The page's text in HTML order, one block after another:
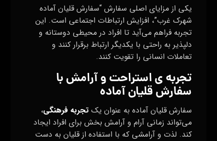
یکی از مزایای اصلی سفارش “سفارش قلیان آماده
شهرک غرب”، افزایش ارتباطات اجتماعی است. این
تجربه فراهم می‌آید تا افراد در محیطی دوستانه و
دلپذیر به راحتی با یکدیگر ارتباط برقرار کنند و
تعاملات انسانی را تقویت کنند.
تجربه‌ ی استراحت و آرامش با
سفارش قلیان آماده
سفارش قلیان آماده به عنوان یکتجربه فرهنگی،
می‌تواند زمانی آرام و آرامش‌ بخش برای افراد ایجاد
کند. لذت و آرامشی که با استفاده از قلیان به دست